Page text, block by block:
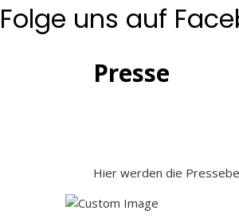
Folge uns auf
Presse
Hier werden die